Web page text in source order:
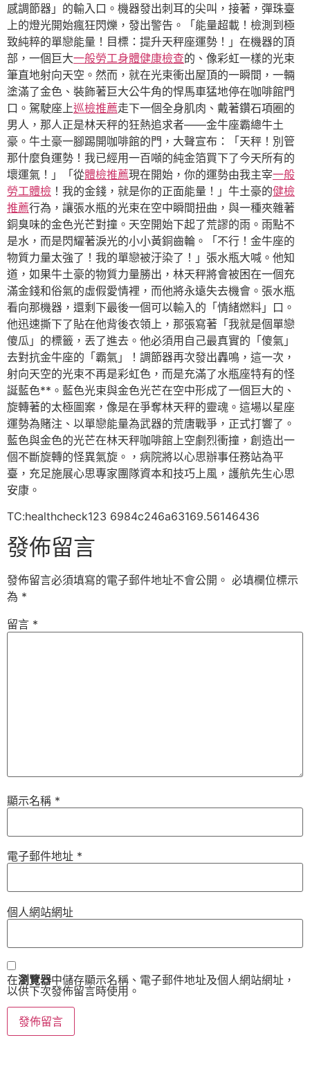
感調節器」的輸入口。機器發出刺耳的尖叫，接著，彈珠臺
上的燈光開始瘋狂閃爍，發出警告。「能量超載！檢測到極
致純粹的單戀能量！目標：提升天秤座運勢！」在機器的頂
部，一個巨大一般勞工身體健康檢查的、像彩虹一樣的光束
筆直地射向天空。然而，就在光束衝出屋頂的一瞬間，一輛
塗滿了金色、裝飾著巨大公牛角的悍馬車猛地停在咖啡館門
口。駕駛座上巡檢推薦走下一個全身肌肉、戴著鑽石項圈的
男人，那人正是林天秤的狂熱追求者——金牛座霸總牛土
豪。牛土豪一腳踢開咖啡館的門，大聲宣布：「天秤！別管
那什麼負運勢！我已經用一百噸的純金箔買下了今天所有的
壞運氣！」「從體檢推薦現在開始，你的運勢由我主宰一般
勞工體檢 ！我的金錢，就是你的正面能量！」牛土豪的健檢
推薦行為，讓張水瓶的光束在空中瞬間扭曲，與一種夾雜著
銅臭味的金色光芒對撞。天空開始下起了荒謬的雨。雨點不
是水，而是閃耀著淚光的小小黃銅齒輪。「不行！金牛座的
物質力量太強了！我的單戀被汙染了！」張水瓶大喊。他知
道，如果牛土豪的物質力量勝出，林天秤將會被困在一個充
滿金錢和俗氣的虛假愛情裡，而他將永遠失去機會。張水瓶
看向那機器，還剩下最後一個可以輸入的「情緒燃料」口。
他迅速撕下了貼在他背後衣領上，那張寫著「我就是個單戀
傻瓜」的標籤，丟了進去。他必須用自己最真實的「傻氣」
去對抗金牛座的「霸氣」！調節器再次發出轟鳴，這一次，
射向天空的光束不再是彩虹色，而是充滿了水瓶座特有的怪
誕藍色**。藍色光束與金色光芒在空中形成了一個巨大的、
旋轉著的太極圖案，像是在爭奪林天秤的靈魂。這場以星座
運勢為賭注、以單戀能量為武器的荒唐戰爭，正式打響了。
藍色與金色的光芒在林天秤咖啡館上空劇烈衝撞，創造出一
個不斷旋轉的怪異氣旋。，病院將以心思辦事任務站為平
臺，充足施展心思專家團隊資本和技巧上風，護航先生心思
安康。
TC:healthcheck123 6984c246a63169.56146436
發佈留言
發佈留言必須填寫的電子郵件地址不會公開。 必填欄位標示
為 *
留言 *
顯示名稱 *
電子郵件地址 *
個人網站網址
在瀏覽器中儲存顯示名稱、電子郵件地址及個人網站網址，
以供下次發佈留言時使用。